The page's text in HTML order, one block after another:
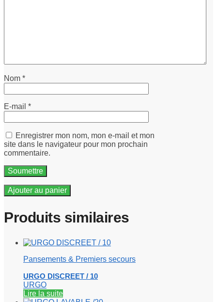
Nom *
E-mail *
Enregistrer mon nom, mon e-mail et mon
site dans le navigateur pour mon prochain
commentaire.
Ajouter au panier
Produits similaires
Pansements & Premiers secours
URGO DISCREET / 10
URGO
Lire la suite